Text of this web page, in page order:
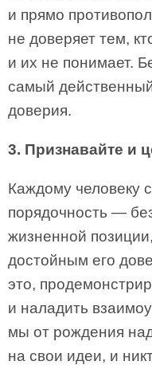
и прямо
не доверяет тем,
и их не понимает.
самый
доверия.
3. Признавайте и
Каждому человеку
порядочность —
жизненной
достойным его
это,
и наладить
мы от рождения
на свои идеи, и